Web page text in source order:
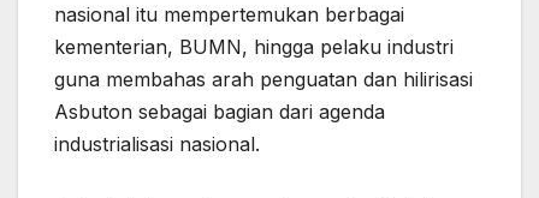
nasional itu mempertemukan berbagai
kementerian, BUMN, hingga pelaku industri
guna membahas arah penguatan dan hilirisasi
Asbuton sebagai bagian dari agenda
industrialisasi nasional.